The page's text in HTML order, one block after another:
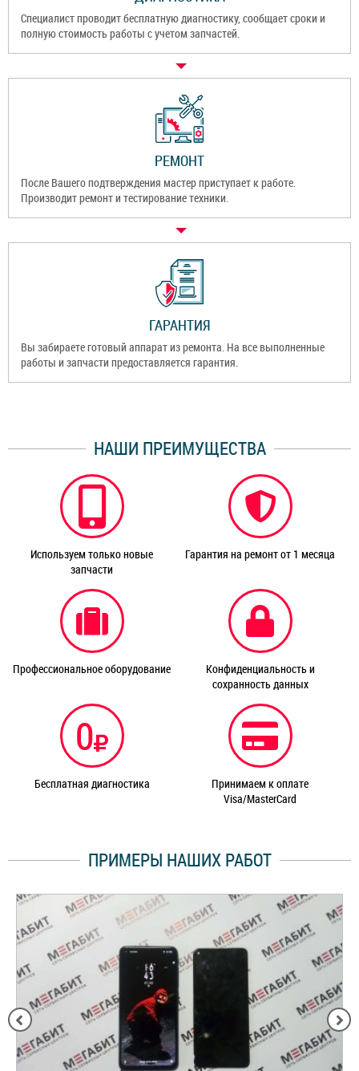
Специалист проводит бесплатную диагностику, сообщает сроки и
полную стоимость работы с учетом запчастей.
РЕМОНТ
После Вашего подтверждения мастер приступает к работе.
Производит ремонт и тестирование техники.
ГАРАНТИЯ
Вы забираете готовый аппарат из ремонта. На все выполненные
работы и запчасти предоставляется гарантия.
НАШИ ПРЕИМУЩЕСТВА
Используем только новые
запчасти
Гарантия на ремонт от 1 месяца
Профессиональное оборудование
Конфиденциальность и
сохранность данных
0
Бесплатная диагностика
Принимаем к оплате
Visa/MasterCard
ПРИМЕРЫ НАШИХ РАБОТ